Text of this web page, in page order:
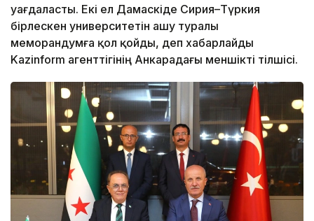
уағдаласты. Екі ел Дамаскіде Сирия–Түркия
бірлескен университетін ашу туралы
меморандумға қол қойды, деп хабарлайды
Kazinform агенттігінің Анкарадағы меншікті тілшісі.